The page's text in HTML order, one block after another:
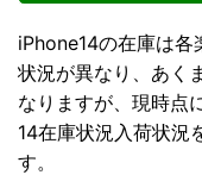
iPhone14の在庫は各
状況が異なり、あく
なりますが、現時点
14在庫状況入荷状況
す。